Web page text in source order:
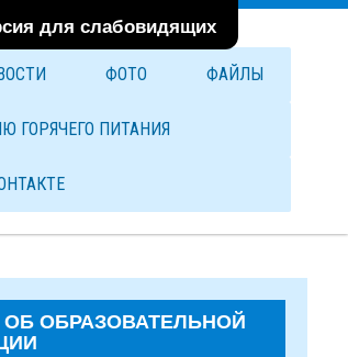
для слабовидящих
ФОТО ФАЙЛЫ
ГОРЯЧЕГО ПИТАНИЯ
ОБРАЗОВАТЕЛЬНОЙ